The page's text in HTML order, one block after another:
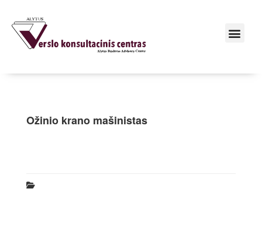
Ožinio krano mašinistas